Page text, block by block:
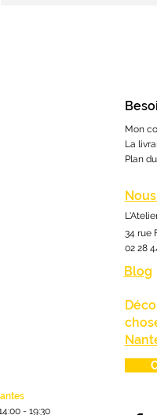
4:00- 19:30
Mon
La
Plan
34 rue
02 28
Blog